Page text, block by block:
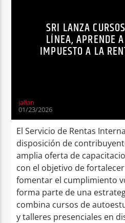
Radio holaSRI LANZA
LÍNEA, APRENDE
IMPUESTO A LA
jallan
01/23/2026
El Servicio de Rentas
disposición de
amplia oferta de
con el objetivo de
fomentar el cumplimiento
forma parte de una
combina cursos de
y talleres presenciales en